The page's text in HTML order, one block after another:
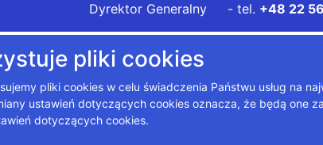
Dyrektor Generalny - tel. +48 22
gugik@gugik.gov.pl
pliki cookies
pliki cookies w celu świadczenia Państwu usług na
ustawień dotyczących cookies oznacza, że będą one
dotyczących cookies.